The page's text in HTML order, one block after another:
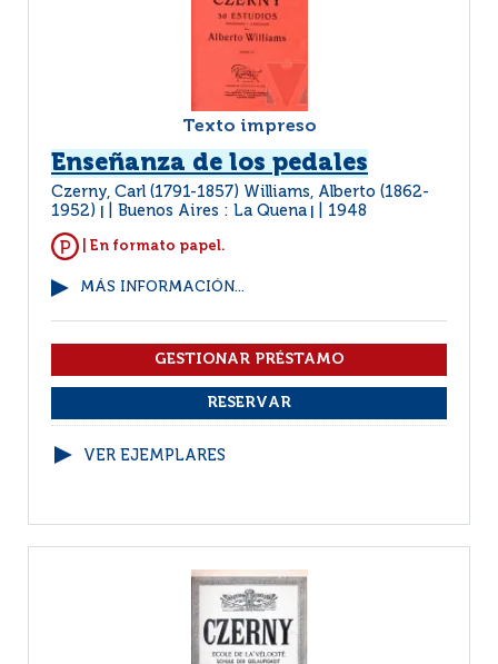
Texto impreso
Enseñanza de los pedales
Czerny, Carl (1791-1857) Williams, Alberto (1862-
1952)
Buenos Aires : La Quena 1948
| En formato papel.
MÁS INFORMACIÓN...
VER EJEMPLARES